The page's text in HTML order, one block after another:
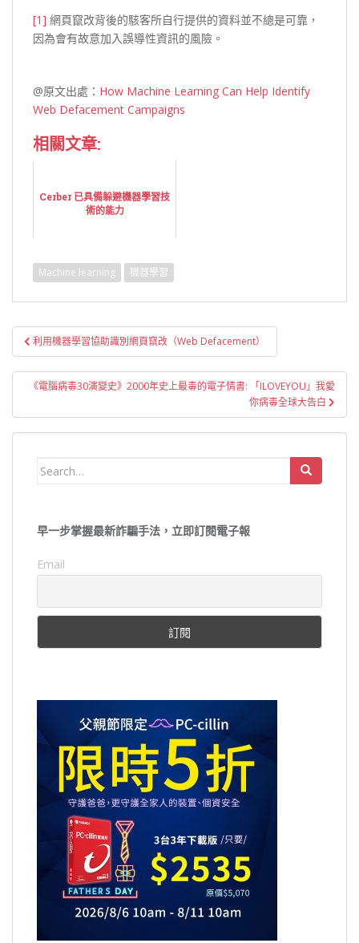
[1] 網頁竄改背後的駭客所自行提供的資料並不總是可靠，
因為會有故意加入誤導性資訊的風險。
@原文出處： How Machine Learning Can Help Identify
Web Defacement Campaigns
相關文章:
Cerber 已具備躲避機器學習技
術的能力
Machine learning 機器學習
文
章
導
利用機器學習協助識別網頁竄改（Web Defacement）
《電腦病毒30演變史》2000年史上最毒的電子情書: 「ILOVEYOU」我愛
你病毒全球大告白
Search
早一步掌握最新詐騙手法，立即訂閱電子報
Email